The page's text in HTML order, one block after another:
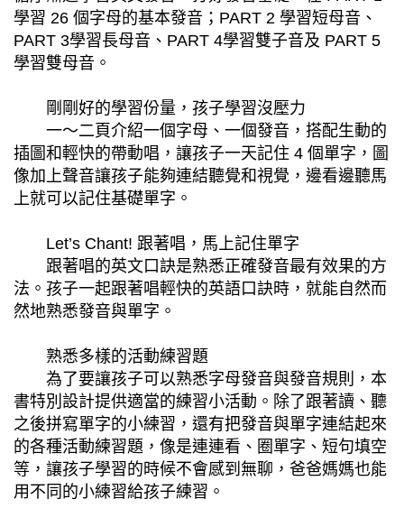
學習 26 個字母的基本發音；PART 2 學習短母音、
PART 3學習長母音、PART 4學習雙子音及 PART 5
學習雙母音。
剛剛好的學習份量，孩子學習沒壓力
一～二頁介紹一個字母、一個發音，搭配生動的
插圖和輕快的帶動唱，讓孩子一天記住 4 個單字，圖
像加上聲音讓孩子能夠連結聽覺和視覺，邊看邊聽馬
上就可以記住基礎單字。
Let’s Chant! 跟著唱，馬上記住單字
跟著唱的英文口訣是熟悉正確發音最有效果的方
法。孩子一起跟著唱輕快的英語口訣時，就能自然而
然地熟悉發音與單字。
熟悉多樣的活動練習題
為了要讓孩子可以熟悉字母發音與發音規則，本
書特別設計提供適當的練習小活動。除了跟著讀、聽
之後拼寫單字的小練習，還有把發音與單字連結起來
的各種活動練習題，像是連連看、圈單字、短句填空
等，讓孩子學習的時候不會感到無聊，爸爸媽媽也能
用不同的小練習給孩子練習。